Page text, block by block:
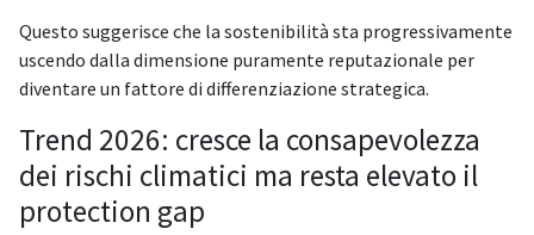
Questo suggerisce che la sostenibilità sta progressivamente
uscendo dalla dimensione puramente reputazionale per
diventare un fattore di differenziazione strategica.
Trend 2026: cresce la consapevolezza
dei rischi climatici ma resta elevato il
protection gap